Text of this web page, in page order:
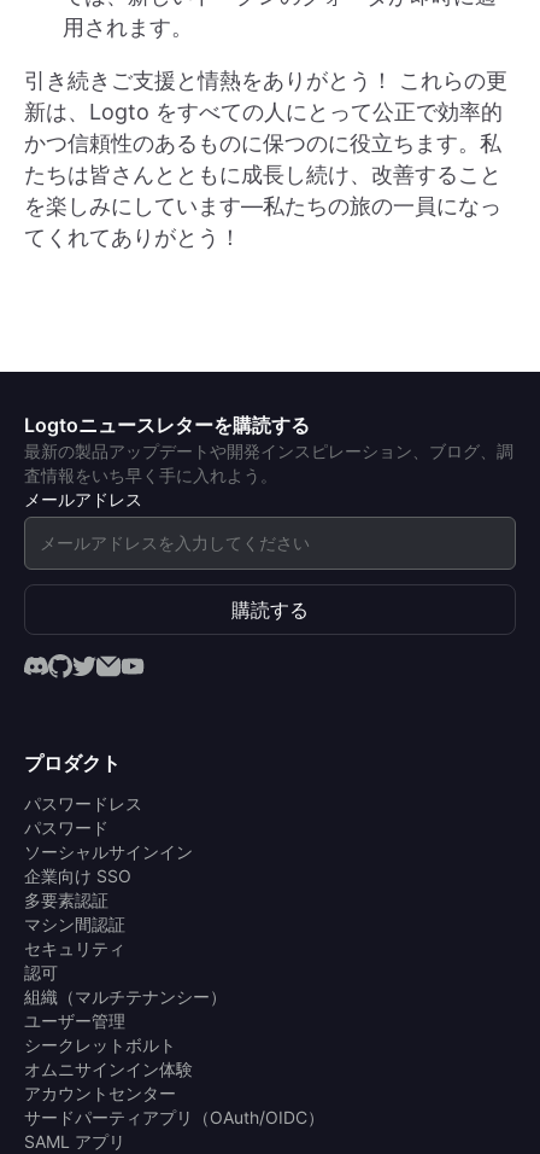
用されます。
引き続きご支援と情熱をありがとう！ これらの更
新は、Logto をすべての人にとって公正で効率的
かつ信頼性のあるものに保つのに役立ちます。私
たちは皆さんとともに成長し続け、改善すること
を楽しみにしています—私たちの旅の一員になっ
てくれてありがとう！
Logtoニュースレターを購読する
最新の製品アップデートや開発インスピレーション、ブログ、調
査情報をいち早く手に入れよう。
メールアドレス
購読する
プロダクト
パスワードレス
パスワード
ソーシャルサインイン
企業向け SSO
多要素認証
マシン間認証
セキュリティ
認可
組織（マルチテナンシー）
ユーザー管理
シークレットボルト
オムニサインイン体験
アカウントセンター
サードパーティアプリ（OAuth/OIDC）
SAML アプリ